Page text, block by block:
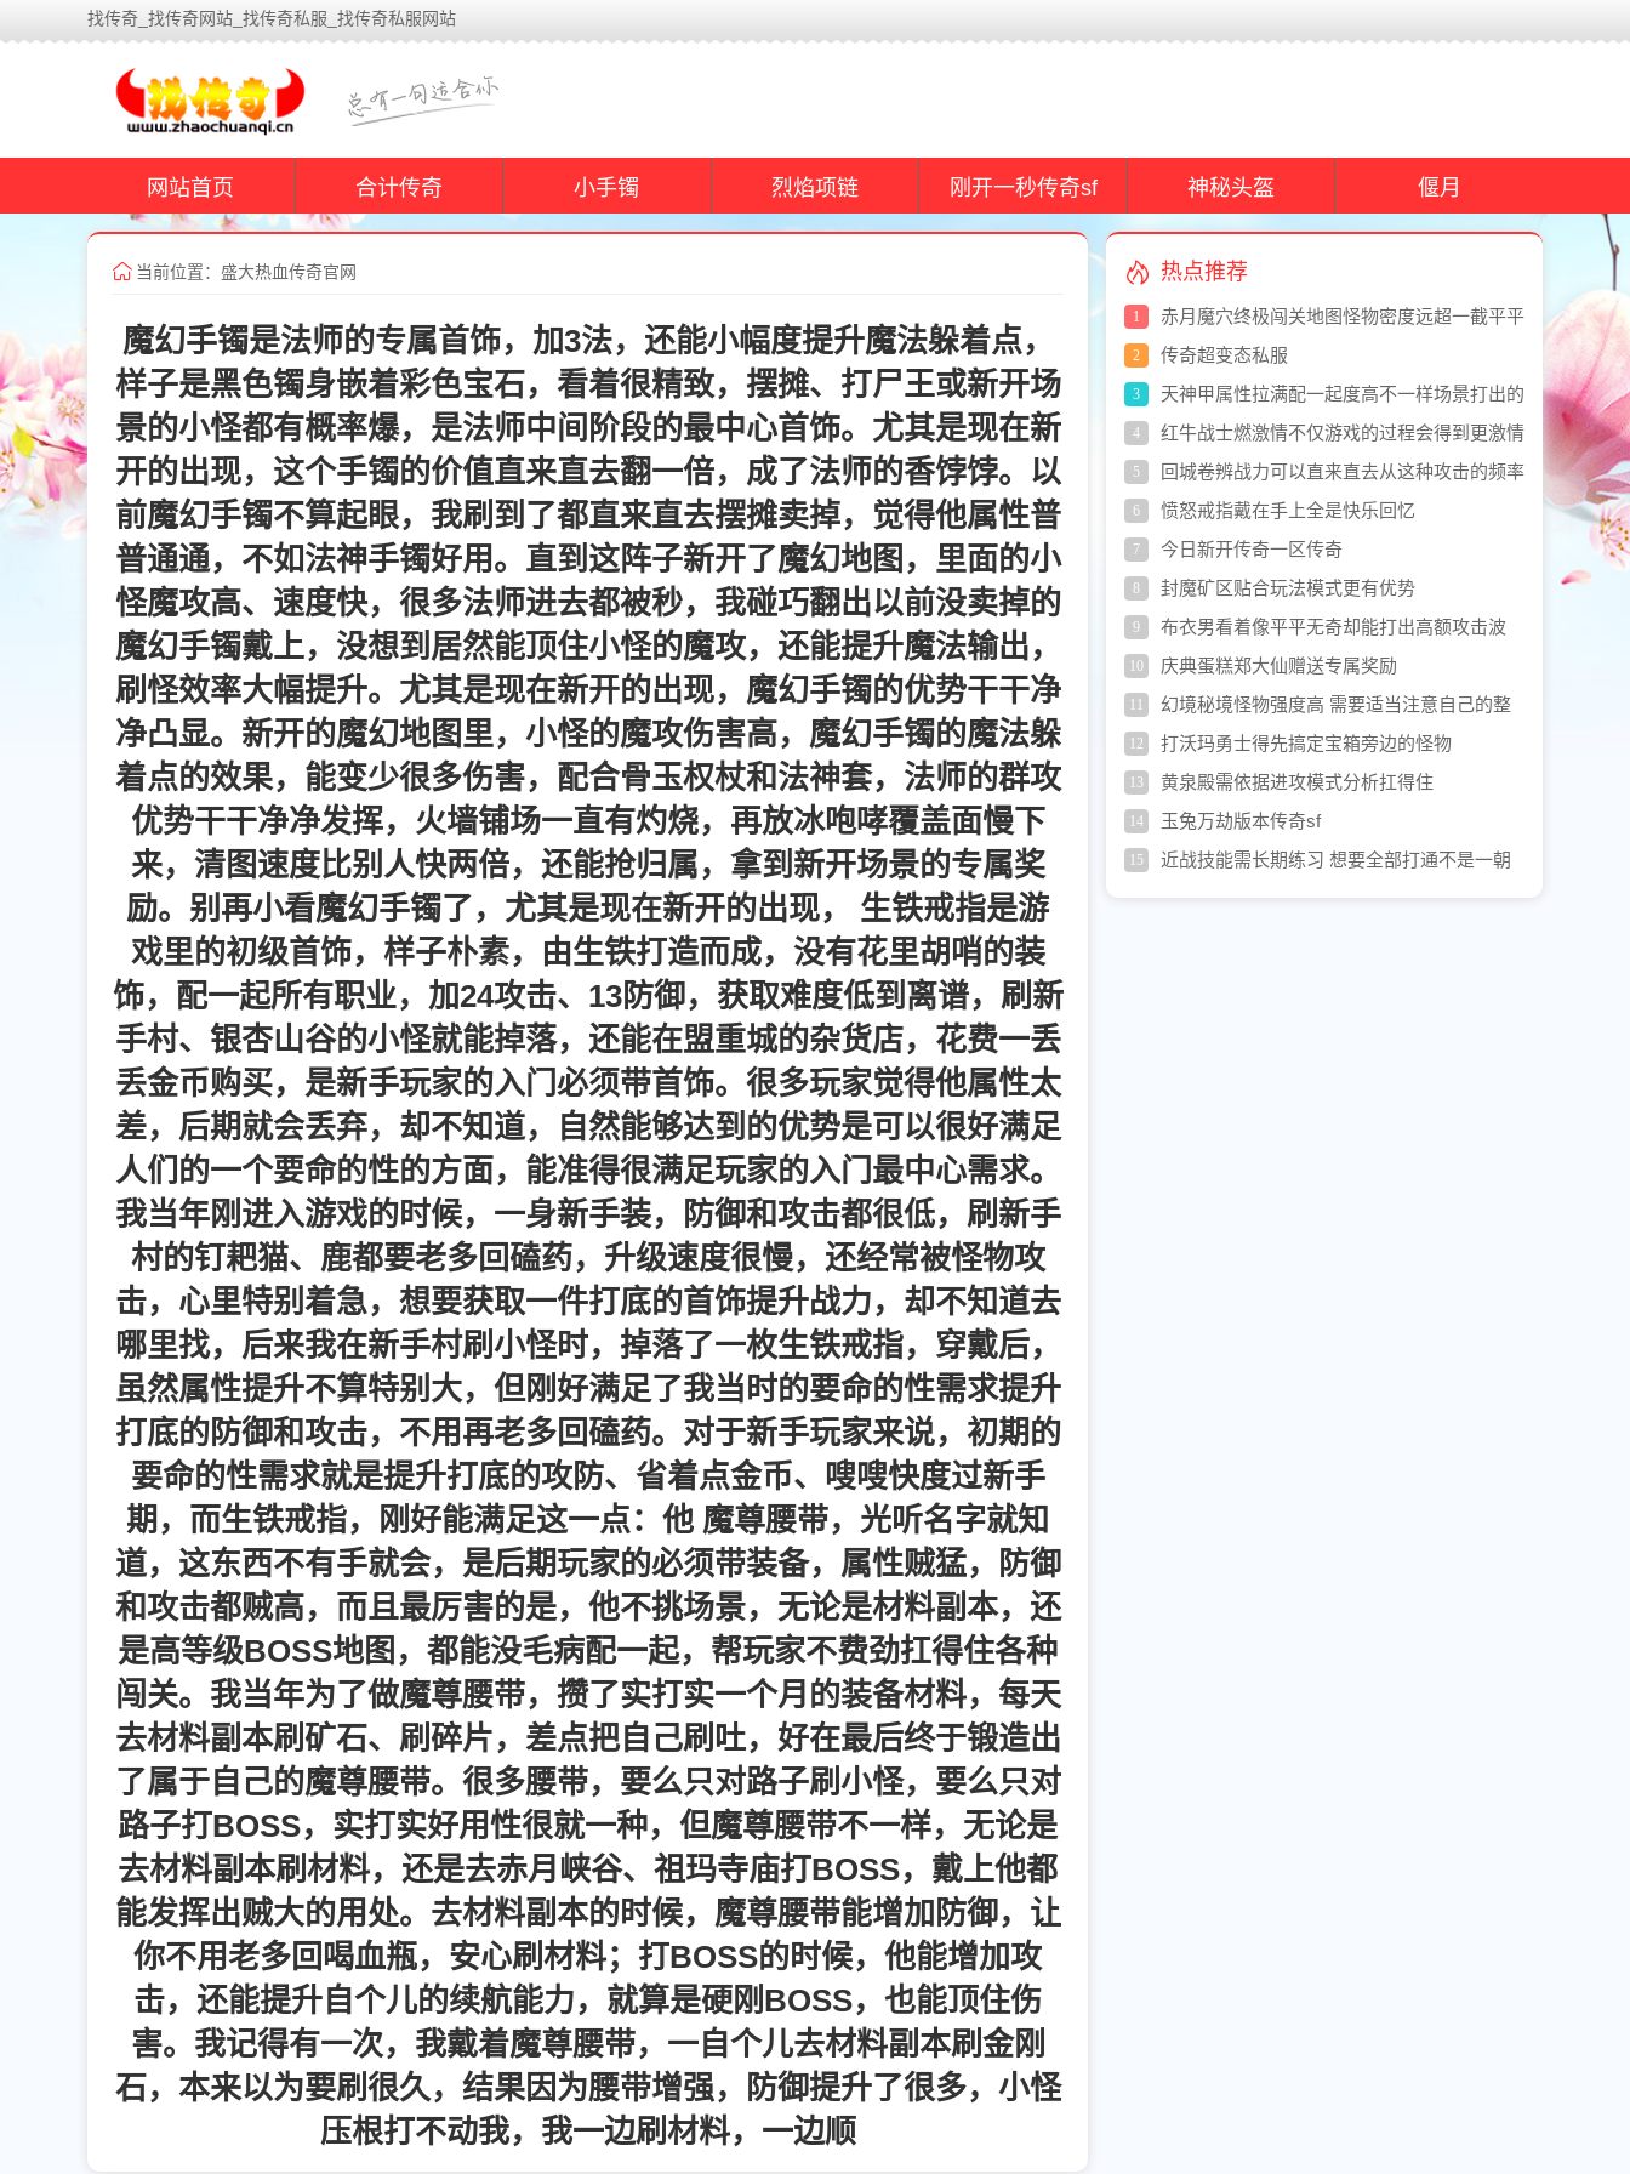
找传奇_找传奇网站_找传奇私服_找传奇私服网站
网站首页 合计传奇 小手镯 烈焰项链 刚开一秒传奇sf 神秘头盔 偃月
当前位置：盛大热血传奇官网
魔幻手镯是法师的专属首饰，加3法，还能小幅度提升魔法躲着点，
样子是黑色镯身嵌着彩色宝石，看着很精致，摆摊、打尸王或新开场
景的小怪都有概率爆，是法师中间阶段的最中心首饰。尤其是现在新
开的出现，这个手镯的价值直来直去翻一倍，成了法师的香饽饽。以
前魔幻手镯不算起眼，我刷到了都直来直去摆摊卖掉，觉得他属性普
普通通，不如法神手镯好用。直到这阵子新开了魔幻地图，里面的小
怪魔攻高、速度快，很多法师进去都被秒，我碰巧翻出以前没卖掉的
魔幻手镯戴上，没想到居然能顶住小怪的魔攻，还能提升魔法输出，
刷怪效率大幅提升。尤其是现在新开的出现，魔幻手镯的优势干干净
净凸显。新开的魔幻地图里，小怪的魔攻伤害高，魔幻手镯的魔法躲
着点的效果，能变少很多伤害，配合骨玉权杖和法神套，法师的群攻
优势干干净净发挥，火墙铺场一直有灼烧，再放冰咆哮覆盖面慢下
来，清图速度比别人快两倍，还能抢归属，拿到新开场景的专属奖
励。别再小看魔幻手镯了，尤其是现在新开的出现， 生铁戒指是游
戏里的初级首饰，样子朴素，由生铁打造而成，没有花里胡哨的装
饰，配一起所有职业，加24攻击、13防御，获取难度低到离谱，刷新
手村、银杏山谷的小怪就能掉落，还能在盟重城的杂货店，花费一丢
丢金币购买，是新手玩家的入门必须带首饰。很多玩家觉得他属性太
差，后期就会丢弃，却不知道，自然能够达到的优势是可以很好满足
人们的一个要命的性的方面，能准得很满足玩家的入门最中心需求。
我当年刚进入游戏的时候，一身新手装，防御和攻击都很低，刷新手
村的钉耙猫、鹿都要老多回磕药，升级速度很慢，还经常被怪物攻
击，心里特别着急，想要获取一件打底的首饰提升战力，却不知道去
哪里找，后来我在新手村刷小怪时，掉落了一枚生铁戒指，穿戴后，
虽然属性提升不算特别大，但刚好满足了我当时的要命的性需求提升
打底的防御和攻击，不用再老多回磕药。对于新手玩家来说，初期的
要命的性需求就是提升打底的攻防、省着点金币、嗖嗖快度过新手
期，而生铁戒指，刚好能满足这一点：他 魔尊腰带，光听名字就知
道，这东西不有手就会，是后期玩家的必须带装备，属性贼猛，防御
和攻击都贼高，而且最厉害的是，他不挑场景，无论是材料副本，还
是高等级BOSS地图，都能没毛病配一起，帮玩家不费劲扛得住各种
闯关。我当年为了做魔尊腰带，攒了实打实一个月的装备材料，每天
去材料副本刷矿石、刷碎片，差点把自己刷吐，好在最后终于锻造出
了属于自己的魔尊腰带。很多腰带，要么只对路子刷小怪，要么只对
路子打BOSS，实打实好用性很就一种，但魔尊腰带不一样，无论是
去材料副本刷材料，还是去赤月峡谷、祖玛寺庙打BOSS，戴上他都
能发挥出贼大的用处。去材料副本的时候，魔尊腰带能增加防御，让
你不用老多回喝血瓶，安心刷材料；打BOSS的时候，他能增加攻
击，还能提升自个儿的续航能力，就算是硬刚BOSS，也能顶住伤
害。我记得有一次，我戴着魔尊腰带，一自个儿去材料副本刷金刚
石，本来以为要刷很久，结果因为腰带‌增强，防御提升了很多，小怪
压根打不动我，我一边刷材料，一边顺
热点推荐
1
赤月魔穴终极闯关地图怪物密度远超一截平平
无奇地图难度拉满
2 传奇超变态私服
3
天神甲属性拉满配一起度高不一样场景打出的
进攻效果迥异
4
红牛战士燃激情不仅游戏的过程会得到更激情
刺激的体验
5
回城卷辨战力可以直来直去从这种攻击的频率
方面去看
6 愤怒戒指戴在手上全是快乐回忆
7 今日新开传奇一区传奇
8 封魔矿区贴合玩法模式更有优势
9 布衣男看着像平平无奇却能打出高额攻击波
10 庆典蛋糕郑大仙赠送专属奖励
11
幻境秘境怪物强度高 需要适当注意自己的整
体攻击性
12 打沃玛勇士得先搞定宝箱旁边的怪物
13 黄泉殿需依据进攻模式分析扛得住
14 玉兔万劫版本传奇sf
15
近战技能需长期练习 想要全部打通不是一朝
一夕能完成